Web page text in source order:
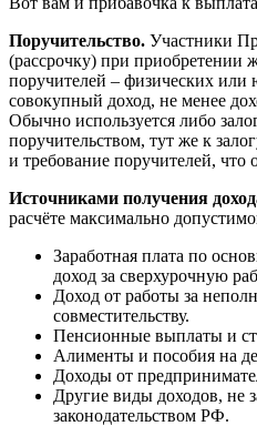
Поручительство. Участники
(рассрочку) при приобретении
поручителей – физических
совокупный доход, не менее
Обычно используется либо
поручительством, тут же к
и требование поручителей, что
Источниками получения
расчёте максимально
Заработная плата по
доход за сверхурочную
Доход от работы за
совместительству.
Пенсионные выплаты и
Алименты и пособия на
Доходы от
Другие виды доходов, не
законодательством РФ.